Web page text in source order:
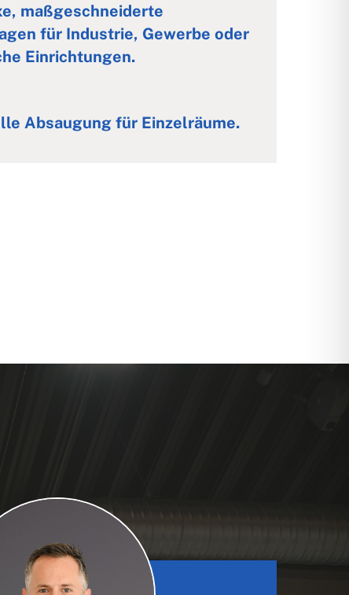
maßgeschneiderte
für Industrie, Gewerbe oder
Einrichtungen.
Absaugung für Einzelräume.